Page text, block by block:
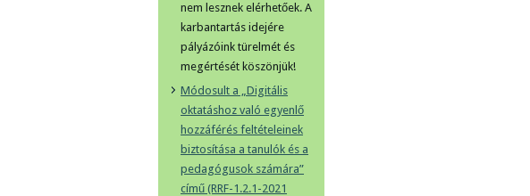
nem lesznek elérhetőek. A
karbantartás idejére
pályázóink türelmét és
megértését köszönjük!
Módosult a „Digitális
oktatáshoz való egyenlő
hozzáférés feltételeinek
biztosítása a tanulók és a
pedagógusok számára”
című (RRF-1.2.1-2021